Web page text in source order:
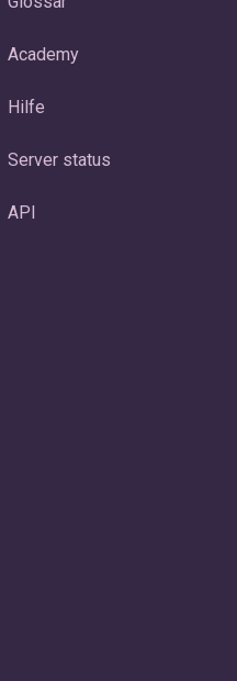
Academy
Hilfe
Server status
API